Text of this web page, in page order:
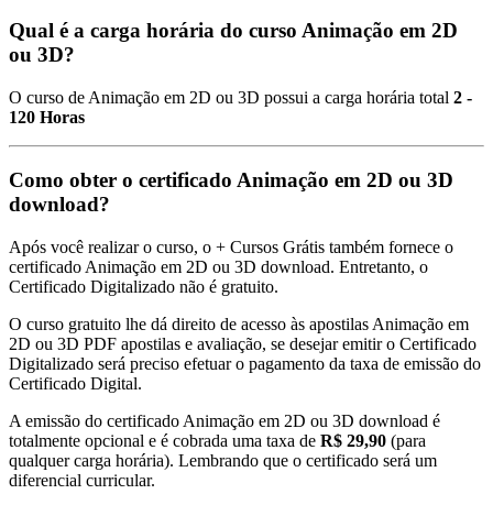
Qual é a carga horária do curso Animação em 2D
ou 3D?
O curso de Animação em 2D ou 3D possui a carga horária total 2 -
120 Horas
Como obter o certificado Animação em 2D ou 3D
download?
Após você realizar o curso, o + Cursos Grátis também fornece o
certificado Animação em 2D ou 3D download. Entretanto, o
Certificado Digitalizado não é gratuito.
O curso gratuito lhe dá direito de acesso às apostilas Animação em
2D ou 3D PDF apostilas e avaliação, se desejar emitir o Certificado
Digitalizado será preciso efetuar o pagamento da taxa de emissão do
Certificado Digital.
A emissão do certificado Animação em 2D ou 3D download é
totalmente opcional e é cobrada uma taxa de R$ 29,90 (para
qualquer carga horária). Lembrando que o certificado será um
diferencial curricular.